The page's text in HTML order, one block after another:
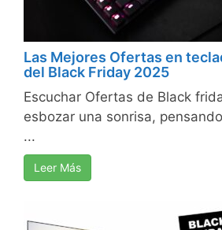
Las Mejores Ofertas en
del Black Friday 2025
Escuchar Ofertas de Black
esbozar una sonrisa,
...
Leer Más